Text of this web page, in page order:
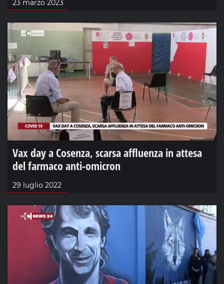
23 marzo 2023
Vax day a Cosenza, scarsa affluenza in attesa
del farmaco anti-omicron
29 luglio 2022